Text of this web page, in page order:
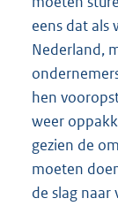
eens dat
Nederland,
hen
weer
gezien de
moeten
de slag